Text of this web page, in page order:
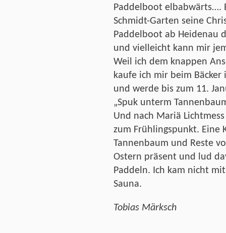
Paddelboot elbabwärts….
Schmidt-Garten seine
Paddelboot ab Heidenau
und vielleicht kann mir
Weil ich dem knappen
kaufe ich mir beim Bäcker
und werde bis zum 11.
„Spuk unterm
Und nach Mariä
zum Frühlingspunkt. Eine
Tannenbaum und Reste
Ostern präsent und lud
Paddeln. Ich kam nicht
Sauna.
Tobias Märksch